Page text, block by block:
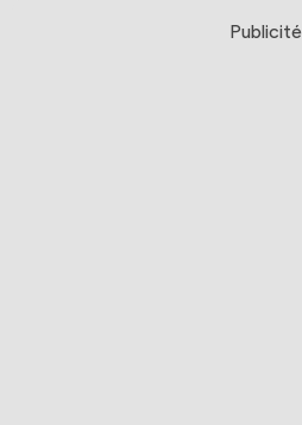
Publicité